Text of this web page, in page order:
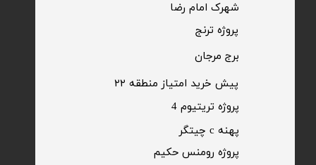
​پروژه ترنج
شهرک امام رضا
برج مرجان
پیش خرید امتیاز منطقه ۲۲​​​​​​​
پروژه رومنس حکیم
پهنه c چیتگر
پروژه تریتیوم 4